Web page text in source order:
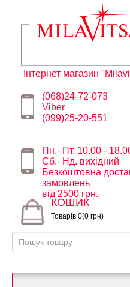
Інтернет магазин
(068)24-72-073
Viber
(099)25-20-551
Пн.- Пт. 10.00 -
Сб.- Нд. вихідний
Безкоштовна
замовлень
від 2500 грн.
КОШИК
Товарів 0(0 грн)